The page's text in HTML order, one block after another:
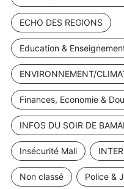
ECHO DES REGIONS
Education &
ENVIRONNEMENT/
Finances, Economie &
INFOS DU SOIR DE
Insécurité Mali
Non classé Police &